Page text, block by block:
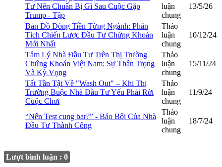
Tư Nên Chuẩn Bị Gì Sau Cuộc Gặp
Trump - Tập
luận
chung
13/5/26
Bản Đồ Dòng Tiền Từng Ngành: Phân
Tích Chiến Lược Đầu Tư Chứng Khoán
Mới Nhất
Thảo
luận
chung
10/12/24
Tâm Lý Nhà Đầu Tư Trên Thị Trường
Chứng Khoán Việt Nam: Sự Thận Trọng
Và Kỳ Vọng
Thảo
luận
chung
15/11/24
Tất Tần Tật Về "Wash Out" – Khi Thị
Trường Buộc Nhà Đầu Tư Yếu Phải Rời
Cuộc Chơi
Thảo
luận
chung
11/9/24
“Nến Test cung bar?” - Bảo Bối Của Nhà
Đầu Tư Thành Công
Thảo
luận
chung
18/7/24
Lượt bình luận : 0